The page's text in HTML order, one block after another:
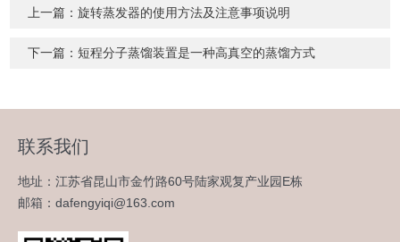
上一篇：旋转蒸发器的使用方法及注意事项说明
下一篇：短程分子蒸馏装置是一种高真空的蒸馏方式
联系我们
地址：江苏省昆山市金竹路60号陆家观复产业园E栋
邮箱：dafengyiqi@163.com